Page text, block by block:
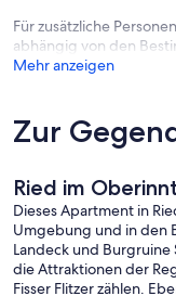
Für zusätzliche
abhängig von den
Mehr anzeigen
Zur
Ried im
Dieses Apartment in
Umgebung und in den
Landeck und
die Attraktionen der
Fisser Flitzer zählen.